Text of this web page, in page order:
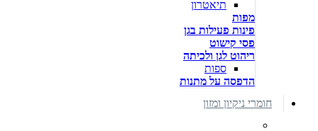
תיאטרון
מפות
פינות פעילות בגן
פסי קישוט
ריהוט לגן ולכיתה
ספות
הדפסה על מתנות
חומרי ניקיון ומזון